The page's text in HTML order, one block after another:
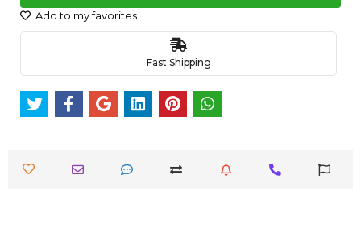
Add to my favorites
Fast Shipping